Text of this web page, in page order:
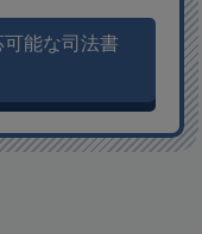
能な司法書